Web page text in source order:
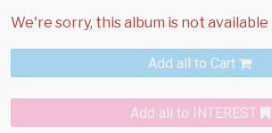
Add all to Cart
Add all to INTEREST